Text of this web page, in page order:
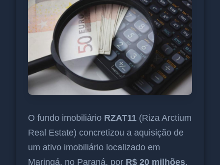
O fundo imobiliário RZAT11 (Riza Arctium
Real Estate) concretizou a aquisição de
um ativo imobiliário localizado em
Maringá, no Paraná, por R$ 20 milhões.